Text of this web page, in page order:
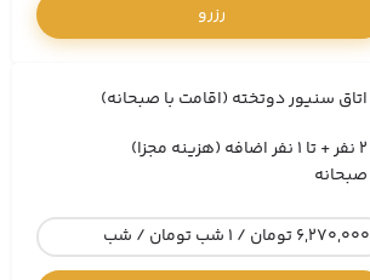
رزرو
اتاق سنیور دوتخته (اقامت با صبحانه)
2 نفر + تا 1 نفر اضافه (هزینه مجزا)
صبحانه
6,270,000 تومان / 1 شب تومان / شب